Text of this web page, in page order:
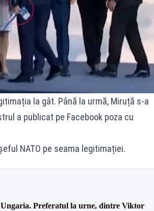
la gât. Până la urmă, Miruță s-a
a publicat pe Facebook poza cu
NATO pe seama legitimației.
Preferatul la urne, dintre Viktor